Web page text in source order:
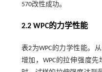
570改性成功。
2.2 WPC的力学性能
表2为WPC的力学性能。从
增加，WPC的拉伸强度